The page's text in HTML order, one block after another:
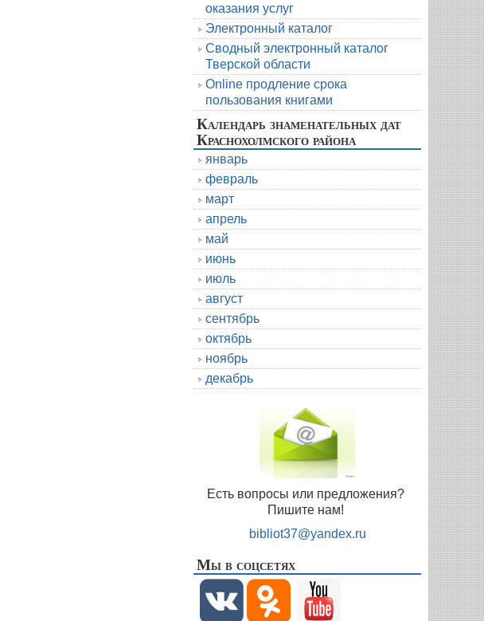
оказания услуг
Электронный каталог
Сводный электронный каталог
Тверской области
Online продление срока
пользования книгами
Календарь знаменательных дат
Краснохолмского района
январь
февраль
март
апрель
май
июнь
июль
август
сентябрь
октябрь
ноябрь
декабрь
Есть вопросы или предложения?
Пишите нам!
bibliot37@yandex.ru
Мы в соцсетях